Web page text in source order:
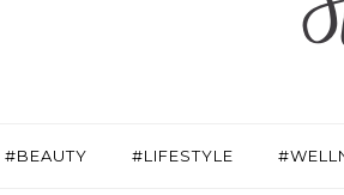
#BEAUTY #LIFESTYLE